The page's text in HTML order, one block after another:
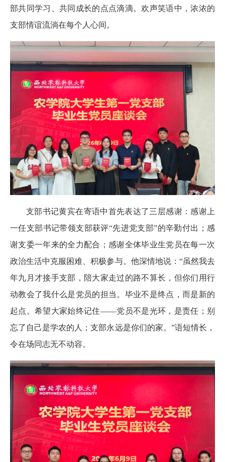
部共同学习、共同成长的点点滴滴。欢声笑语中，浓浓的
支部情谊流淌在每个人心间。
支部书记黄宾在寄语中首先表达了三层感谢：感谢上
一任支部书记带领支部获评“先进党支部”的辛勤付出；感
谢支委一年来的全力配合；感谢全体毕业生党员在每一次
政治生活中克服困难、积极参与。他深情地说：“虽然我去
年九月才接手支部，陪大家走过的路不算长，但你们用行
动教会了我什么是党员的担当。毕业不是终点，而是新的
起点。希望大家始终记住——党员不是光环，是责任；别
忘了自己是学农的人；支部永远是你们的家。”语短情长，
令在场同志无不动容。